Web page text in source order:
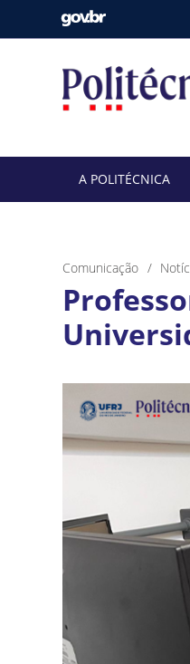
A POLITÉCNICA
Comunicação